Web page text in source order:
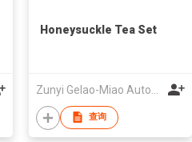
Honeysuckle Tea Set
查询